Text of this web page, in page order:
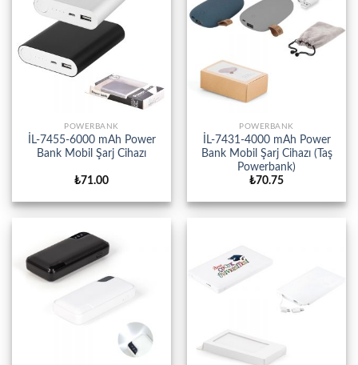
POWERBANK
İL-7455-6000 mAh Power
Bank Mobil Şarj Cihazı
₺71.00
POWERBANK
İL-7431-4000 mAh Power
Bank Mobil Şarj Cihazı (Taş
Powerbank)
₺70.75